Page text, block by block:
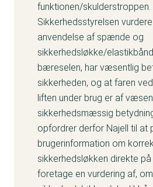
funktionen/skulderstroppen.
Sikkerhedsstyrelsen
anvendelse af spænde og
sikkerhedsløkke/
bæreselen, har væsentlig
sikkerheden, og at faren
liften under brug er af
sikkerhedsmæssig
opfordrer derfor Najell til at
brugerinformation om
sikkerhedsløkken direkte
foretage en vurdering af, om